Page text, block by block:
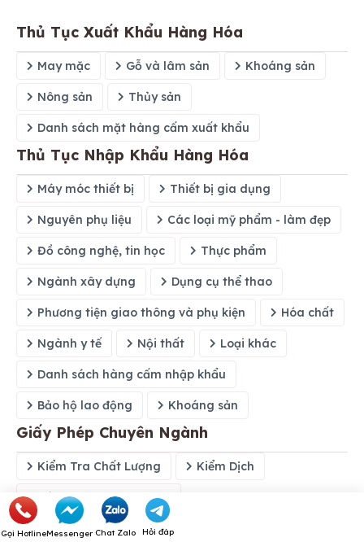
Thủ Tục Xuất Khẩu Hàng Hóa
May mặc Gỗ và lâm sản Khoáng sản
Nông sản Thủy sản
Danh sách mặt hàng cấm xuất khẩu
Thủ Tục Nhập Khẩu Hàng Hóa
Máy móc thiết bị Thiết bị gia dụng
Nguyên phụ liệu Các loại mỹ phẩm - làm đẹp
Đồ công nghệ, tin học Thực phẩm
Ngành xây dựng Dụng cụ thể thao
Phương tiện giao thông và phụ kiện Hóa chất
Ngành y tế Nội thất Loại khác
Danh sách hàng cấm nhập khẩu
Bảo hộ lao động Khoáng sản
Giấy Phép Chuyên Ngành
Kiểm Tra Chất Lượng Kiểm Dịch
Dán Nhãn Năng Lượng
An Toàn Vệ Sinh Thực Phẩm
Gọi HotlineMessenger Chat Zalo Hỏi đáp